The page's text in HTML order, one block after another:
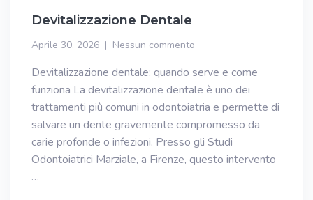
Devitalizzazione Dentale
Aprile 30, 2026 Nessun commento
Devitalizzazione dentale: quando serve e come
funziona La devitalizzazione dentale è uno dei
trattamenti più comuni in odontoiatria e permette di
salvare un dente gravemente compromesso da
carie profonde o infezioni. Presso gli Studi
Odontoiatrici Marziale, a Firenze, questo intervento
…